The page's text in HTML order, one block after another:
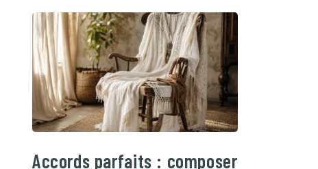
Accords parfaits : composer